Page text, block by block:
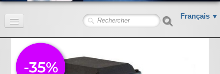
Français ▼
Accueil
Pièces détachées